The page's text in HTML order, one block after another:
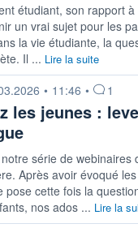
étudiant, son rapport
un vrai sujet pour les
la vie étudiante, la
Il ... Lire la suite
• 11:46 • 1
les jeunes :
série de webinaires
Après avoir évoqué
pose cette fois la
nos ados ... Lire la